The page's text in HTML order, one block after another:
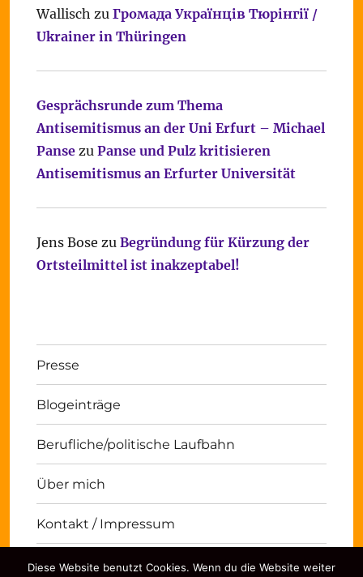
Wallisch zu Громада Українців Тюрінгії /
Ukrainer in Thüringen
Gesprächsrunde zum Thema
Antisemitismus an der Uni Erfurt – Michael
Pansezu Panse und Pulz kritisieren
Antisemitismus an Erfurter Universität
Jens Bose zu Begründung für Kürzung der
Ortsteilmittel ist inakzeptabel!
Presse
Blogeinträge
Berufliche/politische Laufbahn
Über mich
Kontakt / Impressum
Diese Website benutzt Cookies. Wenn du die Website weiter